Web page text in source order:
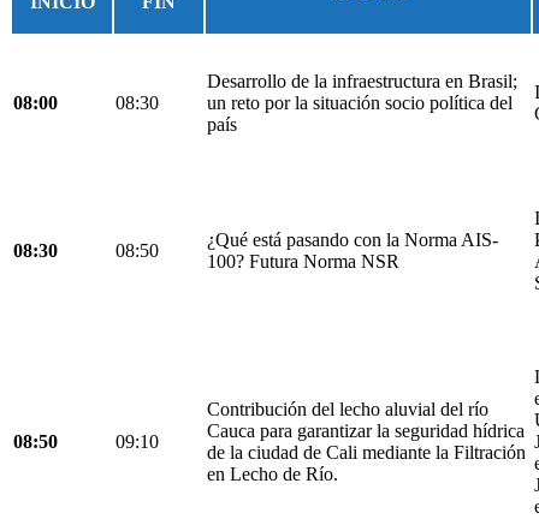
08:00 08:30
Desarrollo de la infraestructura en Brasil;
un reto por la situación socio política del
país
08:30 08:50
¿Qué está pasando con la Norma AIS-
100? Futura Norma NSR
08:50 09:10
Contribución del lecho aluvial del río
Cauca para garantizar la seguridad hídrica
de la ciudad de Cali mediante la Filtración
en Lecho de Río.